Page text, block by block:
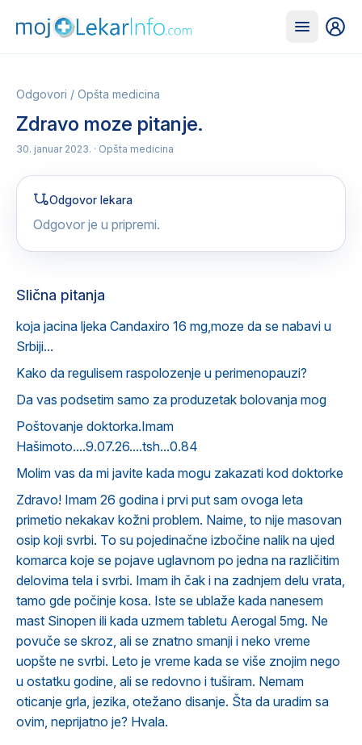
Odgovori / Opšta medicina
Zdravo moze pitanje.
30. januar 2023. · Opšta medicina
Odgovor lekara
Odgovor je u pripremi.
Slična pitanja
koja jacina ljeka Candaxiro 16 mg,moze da se nabavi u
Srbiji...
Kako da regulisem raspolozenje u perimenopauzi?
Da vas podsetim samo za produzetak bolovanja mog
Poštovanje doktorka.Imam
Hašimoto....9.07.26....tsh...0.84
Molim vas da mi javite kada mogu zakazati kod doktorke
Zdravo! Imam 26 godina i prvi put sam ovoga leta
primetio nekakav kožni problem. Naime, to nije masovan
osip koji svrbi. To su pojedinačne izbočine nalik na ujed
komarca koje se pojave uglavnom po jedna na različitim
delovima tela i svrbi. Imam ih čak i na zadnjem delu vrata,
tamo gde počinje kosa. Iste se ublaže kada nanesem
mast Sinopen ili kada uzmem tabletu Aerogal 5mg. Ne
povuče se skroz, ali se znatno smanji i neko vreme
uopšte ne svrbi. Leto je vreme kada se više znojim nego
u ostatku godine, ali se redovno i tuširam. Nemam
oticanje grla, jezika, otežano disanje. Šta da uradim sa
ovim, neprijatno je? Hvala.